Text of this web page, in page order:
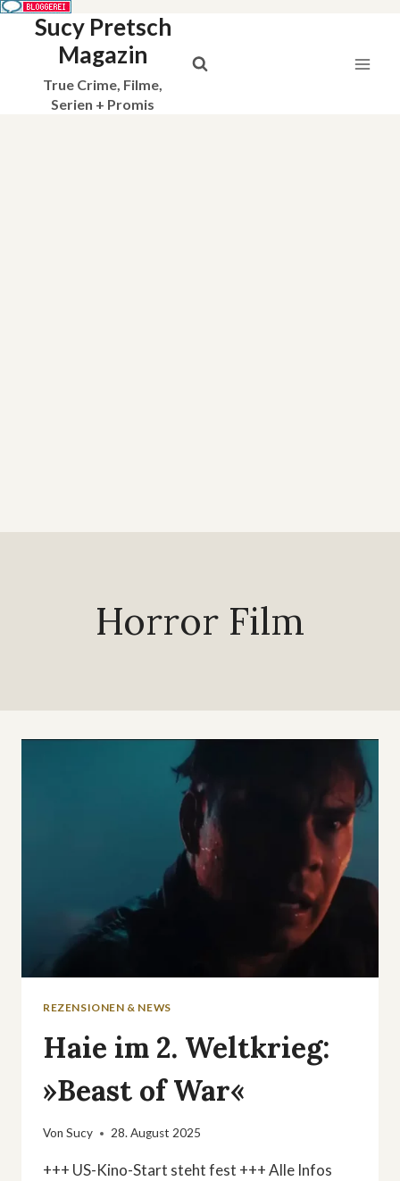
Sucy Pretsch
Magazin
True Crime, Filme,
Serien + Promis
Horror Film
REZENSIONEN & NEWS
Haie im 2. Weltkrieg:
»Beast of War«
Von Sucy 28. August 2025
+++ US-Kino-Start steht fest +++ Alle Infos